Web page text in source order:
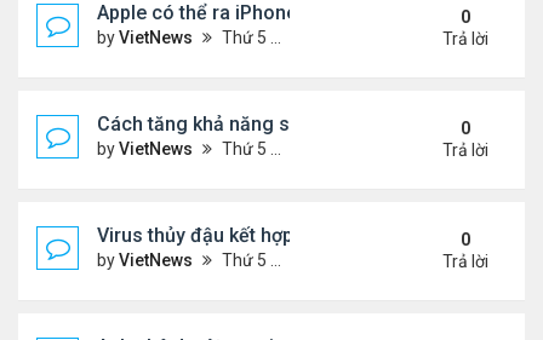
Apple có thể ra iPhone 14 ngày 7/9
byVietNews Thứ 5 Tháng 8 18, 2022 4:20 pm
0
Trả lời
Cách tăng khả năng sống sót khi máy bay gặp sự
byVietNews Thứ 5 Tháng 8 18, 2022 4:11 pm
0
Trả lời
Virus thủy đậu kết hợp virus mụn rộp thành bệnh
byVietNews Thứ 5 Tháng 8 18, 2022 3:28 pm
0
Trả lời